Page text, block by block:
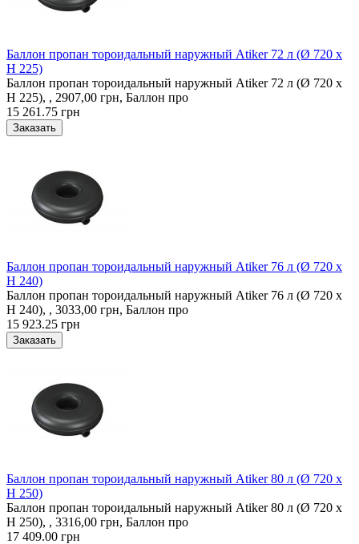
Баллон пропан тороидальный наружный Atiker 72 л (Ø 720 х
H 225)
Баллон пропан тороидальный наружный Atiker 72 л (Ø 720 х
H 225), , 2907,00 грн, Баллон про
15 261.75 грн
Баллон пропан тороидальный наружный Atiker 76 л (Ø 720 х
H 240)
Баллон пропан тороидальный наружный Atiker 76 л (Ø 720 х
H 240), , 3033,00 грн, Баллон про
15 923.25 грн
Баллон пропан тороидальный наружный Atiker 80 л (Ø 720 х
H 250)
Баллон пропан тороидальный наружный Atiker 80 л (Ø 720 х
H 250), , 3316,00 грн, Баллон про
17 409.00 грн